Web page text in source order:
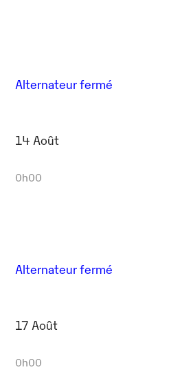
Alternateur fermé
14 Août
0h00
Alternateur fermé
17 Août
0h00